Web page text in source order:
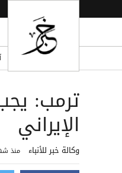
ترمب:
الإيراني
وكالة خبر للأنباء منذ